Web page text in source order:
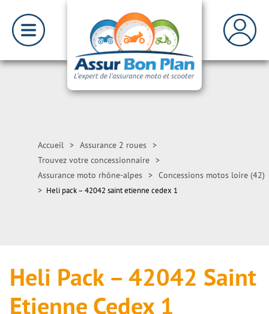
Accueil > Assurance 2 roues >
Trouvez votre concessionnaire >
Assurance moto rhône-alpes > Concessions motos loire (42)
> Heli pack – 42042 saint etienne cedex 1
Heli Pack – 42042 Saint
Etienne Cedex 1